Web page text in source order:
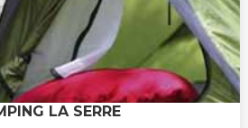
LA SERRE